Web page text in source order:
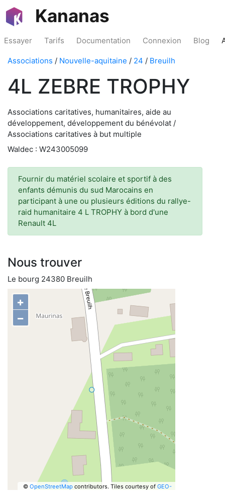
Kananas
Essayer Tarifs Documentation Connexion Blog
Associations / Nouvelle-aquitaine / 24 / Breuilh
4L ZEBRE TROPHY
Associations caritatives, humanitaires, aide au
développement, développement du bénévolat /
Associations caritatives à but multiple
Waldec : W243005099
Fournir du matériel scolaire et sportif à des
enfants démunis du sud Marocains en
participant à une ou plusieurs éditions du rallye-
raid humanitaire 4 L TROPHY à bord d'une
Renault 4L
Nous trouver
Le bourg 24380 Breuilh
+
−
© OpenStreetMapcontributors. Tiles courtesy of GEO-